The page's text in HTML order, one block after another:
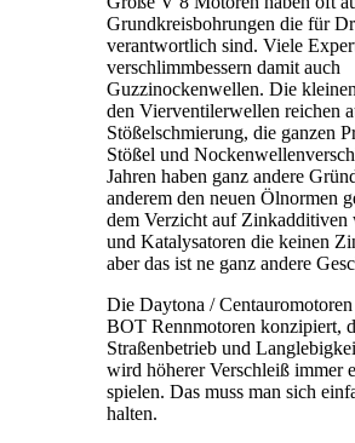
Grundkreisbohrungen die für
verantwortlich sind. Viele
verschlimmbessern damit auch
Guzzinockenwellen. Die
den Vierventilerwellen reichen
Stößelschmierung, die ganzen
Stößel und
Jahren haben ganz andere
anderem den neuen Ölnormen
dem Verzicht auf Zinkadditiven
und Katalysatoren die keinen
aber das ist ne ganz andere
Die Daytona /
BOT Rennmotoren konzipiert,
Straßenbetrieb und
wird höherer Verschleiß immer
spielen. Das muss man sich
halten.